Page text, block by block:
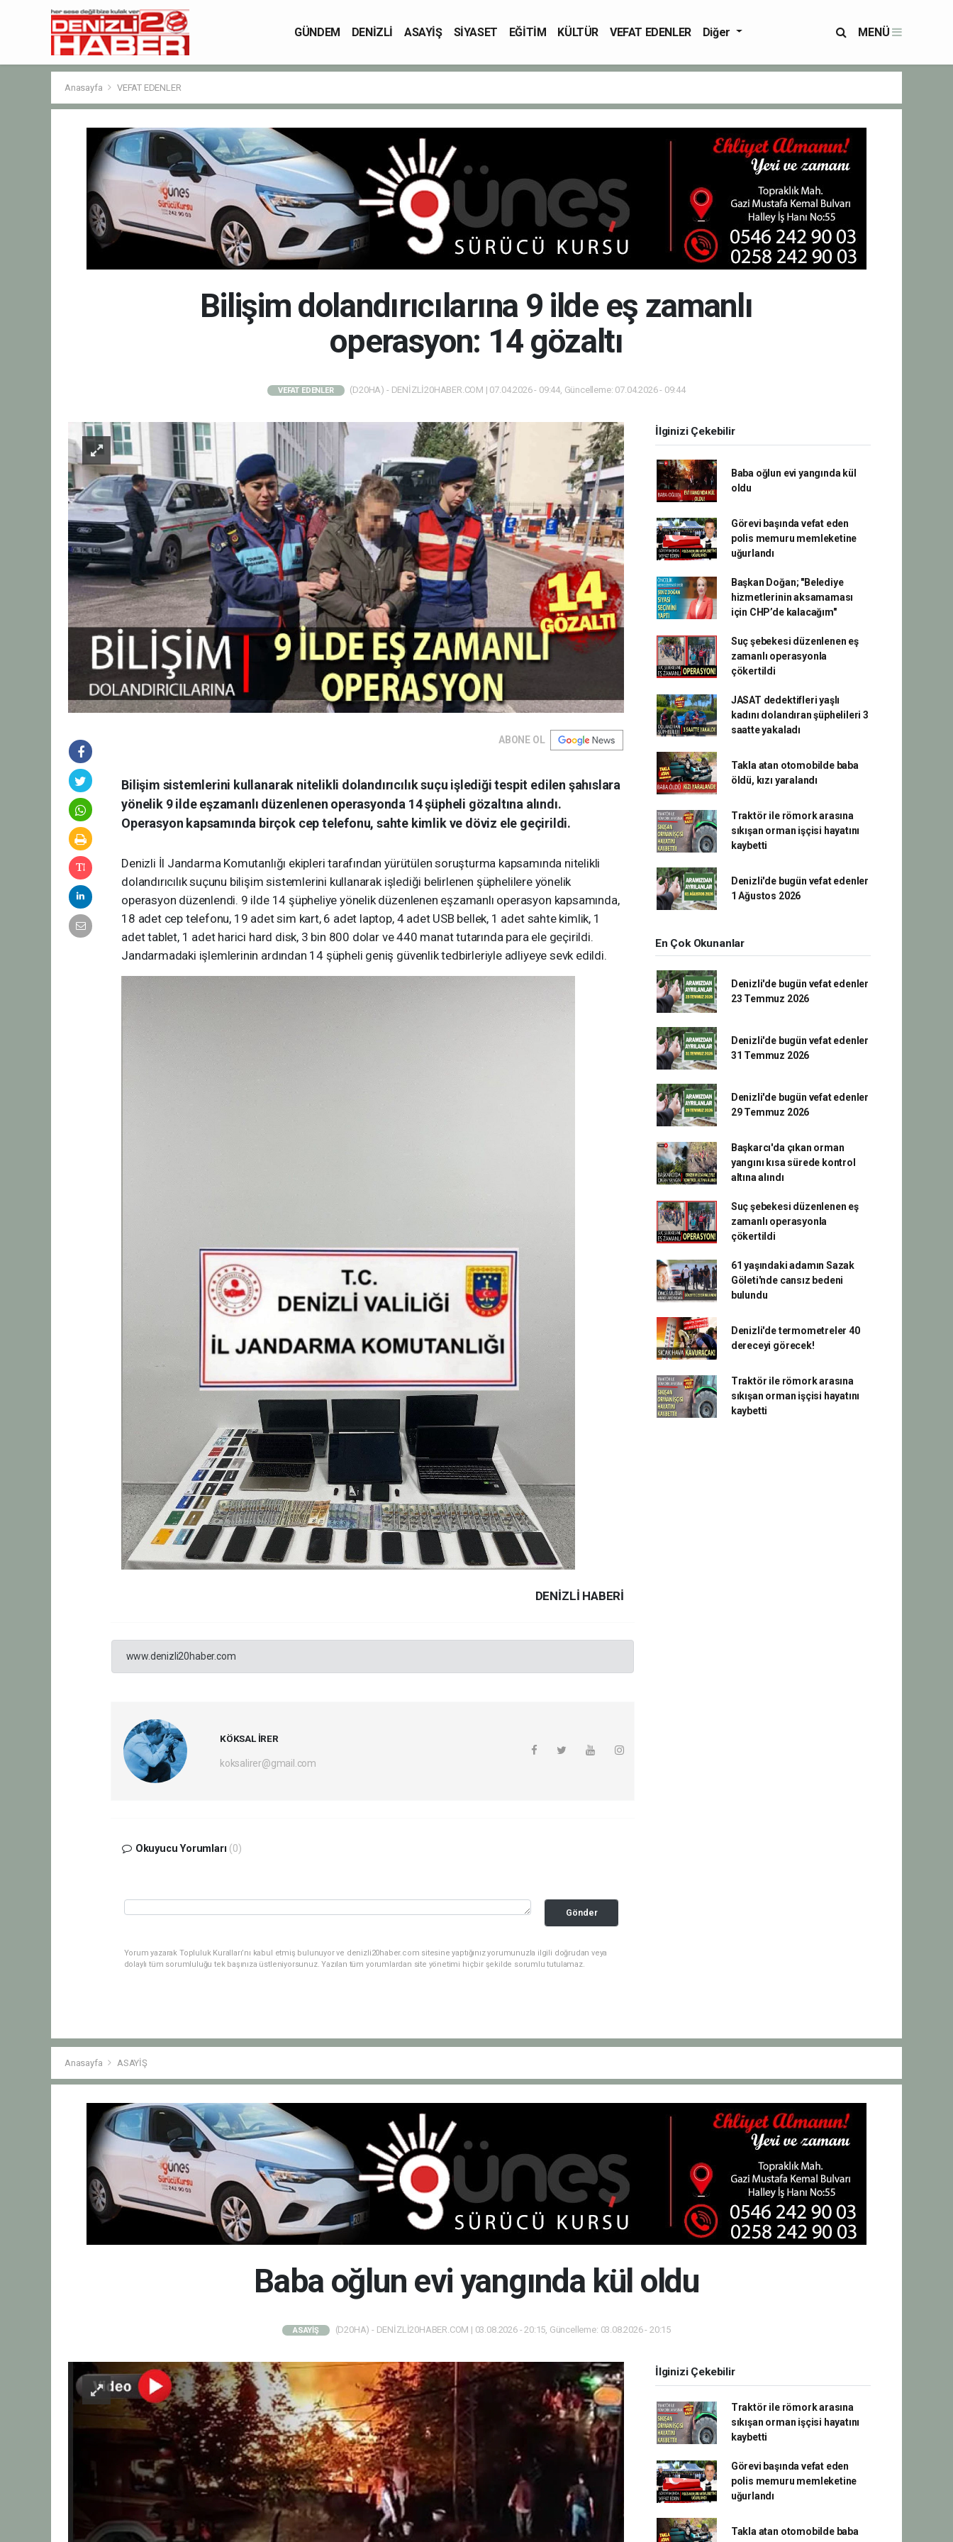
GÜNDEM DENİZLİ ASAYİŞ SİYASET EĞİTİM KÜLTÜR VEFAT EDENLER Diğer MENÜ
Anasayfa VEFAT EDENLER
Bilişim dolandırıcılarına 9 ilde eş zamanlı
operasyon: 14 gözaltı
VEFAT EDENLER (D20HA) - DENİZLİ20HABER.COM | 07.04.2026 - 09:44, Güncelleme: 07.04.2026 - 09:44
ABONE OL
Bilişim sistemlerini kullanarak nitelikli dolandırıcılık suçu işlediği tespit edilen şahıslara
yönelik 9 ilde eşzamanlı düzenlenen operasyonda 14 şüpheli gözaltına alındı.
Operasyon kapsamında birçok cep telefonu, sahte kimlik ve döviz ele geçirildi.
Denizli İl Jandarma Komutanlığı ekipleri tarafından yürütülen soruşturma kapsamında nitelikli
dolandırıcılık suçunu bilişim sistemlerini kullanarak işlediği belirlenen şüphelilere yönelik
operasyon düzenlendi. 9 ilde 14 şüpheliye yönelik düzenlenen eşzamanlı operasyon kapsamında,
18 adet cep telefonu, 19 adet sim kart, 6 adet laptop, 4 adet USB bellek, 1 adet sahte kimlik, 1
adet tablet, 1 adet harici hard disk, 3 bin 800 dolar ve 440 manat tutarında para ele geçirildi.
Jandarmadaki işlemlerinin ardından 14 şüpheli geniş güvenlik tedbirleriyle adliyeye sevk edildi.
DENIZLI HABERİ
www.denizli20haber.com
KÖKSAL İRER
koksalirer@gmail.com
Okuyucu Yorumları (0)
Gönder
Yorum yazarak Topluluk Kuralları’nı kabul etmiş bulunuyor ve denizli20haber.com sitesine yaptığınız yorumunuzla ilgili doğrudan veya
dolaylı tüm sorumluluğu tek başınıza üstleniyorsunuz. Yazılan tüm yorumlardan site yönetimi hiçbir şekilde sorumlu tutulamaz.
İlginizi Çekebilir
Baba oğlun evi yangında kül
oldu
Görevi başında vefat eden
polis memuru memleketine
uğurlandı
Başkan Doğan; "Belediye
hizmetlerinin aksamaması
için CHP’de kalacağım"
Suç şebekesi düzenlenen eş
zamanlı operasyonla
çökertildi
JASAT dedektifleri yaşlı
kadını dolandıran şüphelileri 3
saatte yakaladı
Takla atan otomobilde baba
öldü, kızı yaralandı
Traktör ile römork arasına
sıkışan orman işçisi hayatını
kaybetti
Denizli'de bugün vefat edenler
1 Ağustos 2026
En Çok Okunanlar
Denizli'de bugün vefat edenler
23 Temmuz 2026
Denizli'de bugün vefat edenler
31 Temmuz 2026
Denizli'de bugün vefat edenler
29 Temmuz 2026
Başkarcı'da çıkan orman
yangını kısa sürede kontrol
altına alındı
Suç şebekesi düzenlenen eş
zamanlı operasyonla
çökertildi
61 yaşındaki adamın Sazak
Göleti'nde cansız bedeni
bulundu
Denizli'de termometreler 40
dereceyi görecek!
Traktör ile römork arasına
sıkışan orman işçisi hayatını
kaybetti
Anasayfa ASAYİŞ
Baba oğlun evi yangında kül oldu
ASAYİŞ (D20HA) - DENİZLİ20HABER.COM | 03.08.2026 - 20:15, Güncelleme: 03.08.2026 - 20:15
İlginizi Çekebilir
Traktör ile römork arasına
sıkışan orman işçisi hayatını
kaybetti
Görevi başında vefat eden
polis memuru memleketine
uğurlandı
Takla atan otomobilde baba